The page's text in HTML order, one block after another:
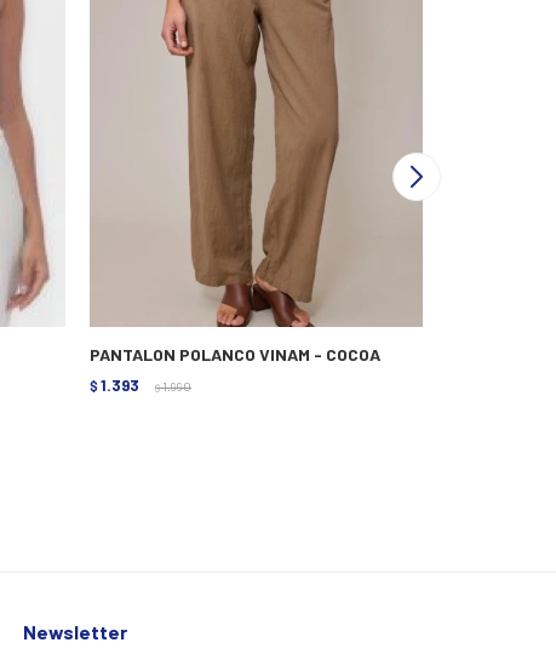
PANTALON POLANCO VINAM - COCOA
$ 1.393 $ 1.990
Newsletter